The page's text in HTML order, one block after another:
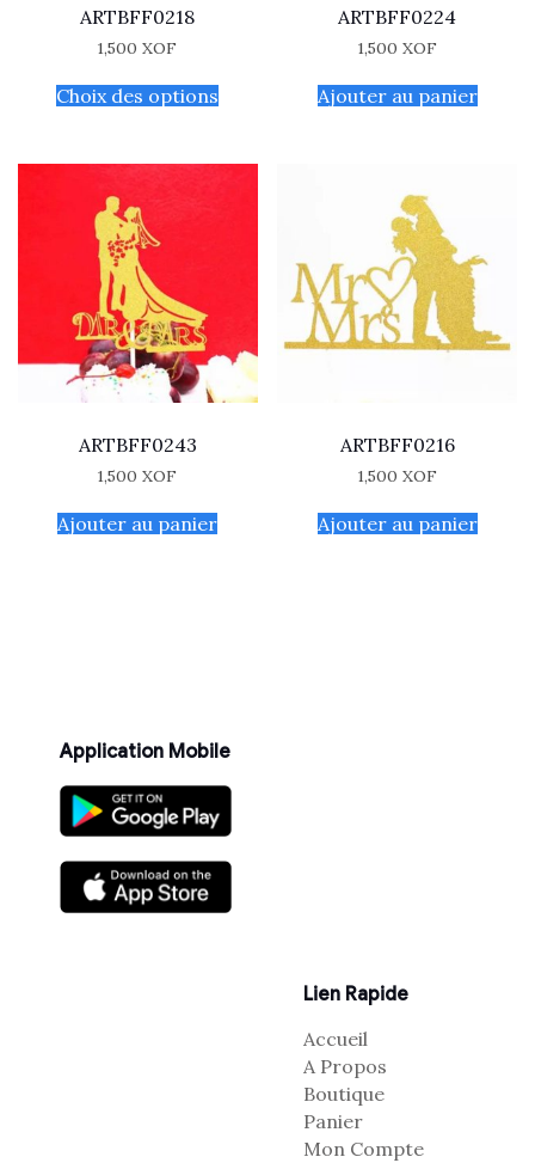
ARTBFF0218
1,500XOF
Choix des options
ARTBFF0224
1,500 XOF
Ajouter au panier
ARTBFF0243
1,500XOF
Ajouter au panier
ARTBFF0216
1,500 XOF
Ajouter au panier
Application Mobile
Lien Rapide
Accueil
A Propos
Boutique
Panier
Mon Compte